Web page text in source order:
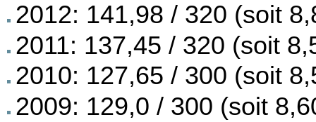
2012: 141,98 / 320 (soit
2011: 137,45 / 320 (soit
2010: 127,65 / 300 (soit
2009: 129,0 / 300 (soit